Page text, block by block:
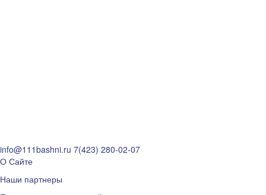
info@111bashni.ru 7(423) 280-02-07
О Сайте
Наши партнеры